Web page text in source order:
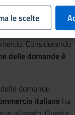
le persone
ai trust devono
”agli uffici del
. Considerando
delle domande è
domande
italiane ha
le scelte